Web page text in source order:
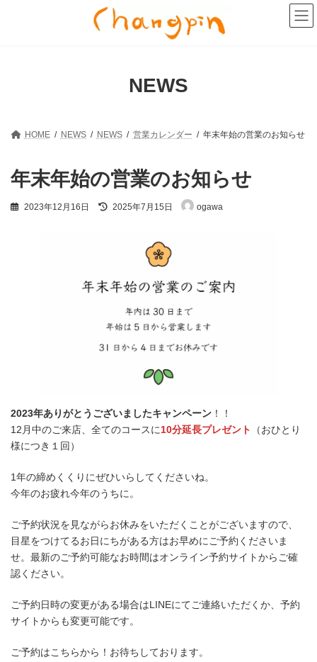
NEWS
HOME NEWS NEWS 営業カレンダー 年末年始の営業のお知らせ
年末年始の営業のお知らせ
2023年12月16日
最
2025年7月15日 ogawa
2023年ありがとうございましたキャンペーン ！！
12月中のご来店、全てのコースに10分延長プレゼント
（おひとり
様につき１回）
1年の締めくくりにぜひいらしてくださいね。
今年のお疲れ今年のうちに。
ご予約状況を見ながらお休みをいただくことがございますので、
目星をつけてるお日にちがある方はお早めにご予約くださいま
せ。最新のご予約可能なお時間はオンライン予約サイトからご確
認ください。
ご予約日時の変更がある場合はLINEにてご連絡いただくか、予約
サイトからも変更可能です。
ご予約はこちらから！お待ちしております。